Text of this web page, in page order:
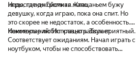
игры, где джойстика мало.
Недостатки: Громкая. Клацаньем бужу
девушку, когда играю, пока она спит. Но
это скорее не недостаток, а особенность.
Некоторые любят клацать. Звук приятный.
Комментарий: Исправно работает.
Соответствует ожиданиям. Начал играть с
ноутбуком, чтобы не способствовать